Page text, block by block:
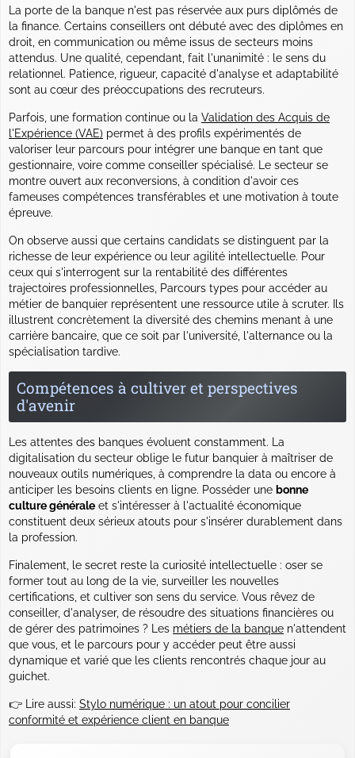
La porte de la banque n'est pas réservée aux purs diplômés de
la finance. Certains conseillers ont débuté avec des diplômes en
droit, en communication ou même issus de secteurs moins
attendus. Une qualité, cependant, fait l'unanimité : le sens du
relationnel. Patience, rigueur, capacité d'analyse et adaptabilité
sont au cœur des préoccupations des recruteurs.
Parfois, une formation continue ou la Validation des Acquis de
l'Expérience (VAE) permet à des profils expérimentés de
valoriser leur parcours pour intégrer une banque en tant que
gestionnaire, voire comme conseiller spécialisé. Le secteur se
montre ouvert aux reconversions, à condition d'avoir ces
fameuses compétences transférables et une motivation à toute
épreuve.
On observe aussi que certains candidats se distinguent par la
richesse de leur expérience ou leur agilité intellectuelle. Pour
ceux qui s'interrogent sur la rentabilité des différentes
trajectoires professionnelles, Parcours types pour accéder au
métier de banquier représentent une ressource utile à scruter. Ils
illustrent concrètement la diversité des chemins menant à une
carrière bancaire, que ce soit par l'université, l'alternance ou la
spécialisation tardive.
Compétences à cultiver et perspectives
d'avenir
Les attentes des banques évoluent constamment. La
digitalisation du secteur oblige le futur banquier à maîtriser de
nouveaux outils numériques, à comprendre la data ou encore à
anticiper les besoins clients en ligne. Posséder une bonne
culture générale et s'intéresser à l'actualité économique
constituent deux sérieux atouts pour s'insérer durablement dans
la profession.
Finalement, le secret reste la curiosité intellectuelle : oser se
former tout au long de la vie, surveiller les nouvelles
certifications, et cultiver son sens du service. Vous rêvez de
conseiller, d'analyser, de résoudre des situations financières ou
de gérer des patrimoines ? Les métiers de la banque n'attendent
que vous, et le parcours pour y accéder peut être aussi
dynamique et varié que les clients rencontrés chaque jour au
guichet.
👉 Lire aussi: Stylo numérique : un atout pour concilier
conformité et expérience client en banque